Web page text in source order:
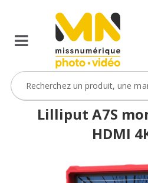
avec
FXVIDEO15
VOIR L'OFFRE
Lilliput A7S
HDMI